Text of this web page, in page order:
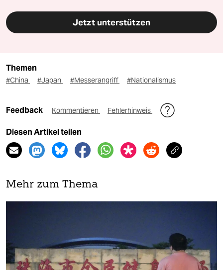
Jetzt unterstützen
Themen
#China #Japan #Messerangriff #Nationalismus
Feedback Kommentieren Fehlerhinweis
Diesen Artikel teilen
Mehr zum Thema